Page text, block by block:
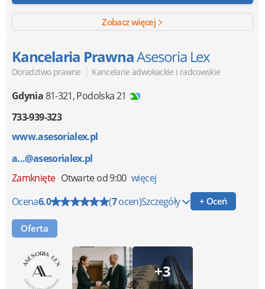
Zobacz więcej
Kancelaria PrawnaAsesoria Lex
Doradztwo prawne | Kancelarie adwokackie i radcowskie
Gdynia81-321,Podolska 21
733-939-323
www.asesorialex.pl
a...@asesorialex.pl
Zamknięte Otwarte od 9:00 więcej
Ocena6.0 (7ocen)Szczegóły + Oceń
Oferta
+3